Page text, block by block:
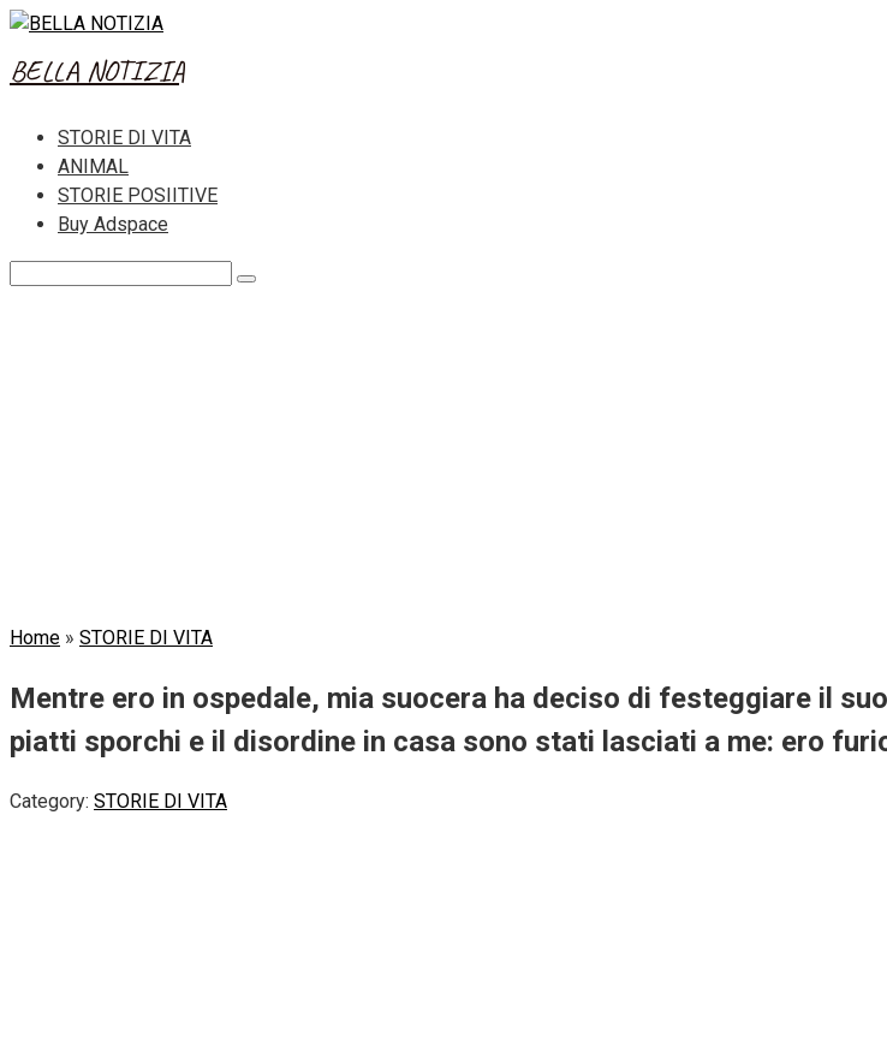
Skip
content
BELLA NOTIZIA
STORIE DI VITA
ANIMAL
STORIE POSIITIVE
Buy Adspace
Home » STORIE DI VITA
Mentre ero in ospedale, mia suocera ha deciso di festeggiare il
piatti sporchi e il disordine in casa sono stati lasciati a me: ero
Category: STORIE DI VITA